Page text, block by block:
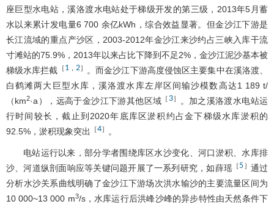
座巨型水电站，溪洛渡水电站处于梯级开发的第三级，2013年5月蓄
水以来累计发电量6 700 余亿kWh，综合效益显著。但金沙江下游是
长江流域的重点产沙区，2003-2012年金沙江来沙约占三峡入库干流
寸滩站的75.9%，2013年以来占比下降到不足2%，金沙江泥沙基本被
梯级水库拦截 ［1 ， 2］
。而金沙江下游高度侵蚀区主要集中在溪洛渡、
白鹤滩两大巨型水库，溪洛渡水库左岸区间输沙模数高达1 189 t/
（km2·a），远高于金沙江下游其他区域 ［ 3］
。加之溪洛渡水电站运
行时间较长，截止到2020年底库区淤积约占金下梯级水库淤积的
92.5%，淤积现象突出
［4］ 。
电站运行以来，部分学者围绕库区水沙变化、河口淤积、水库排
沙、河道纵剖面响应等关键问题开展了一系列研究，如薛瑶 ［5］ 通过
分析水沙关系曲线明确了金沙江下游场次洪水输沙的主要流量区间为
10 000~13 000 m3/s，水库运行后洪峰沙峰的异步特性由天然条件下